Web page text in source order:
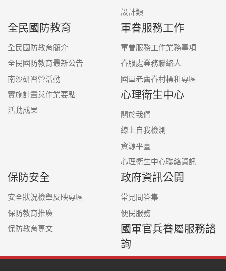
設計類
全民國防教育
全民國防教育簡介
全民國防教育最新公告
南沙研習營活動
實施計畫與作業要點
活動成果
軍眷服務工作
軍眷服務工作業務事項
眷服處業務聯絡人
國軍老舊眷村標租專區
心理衛生中心
關於我們
線上自我檢測
資源平臺
心理衛生中心聯絡資訊
保防安全
安全狀況檢舉反映專區
保防教育推廣
保防教育專文
政府資訊公開
常見問答集
便民服務
國軍官兵眷屬服務諮
詢